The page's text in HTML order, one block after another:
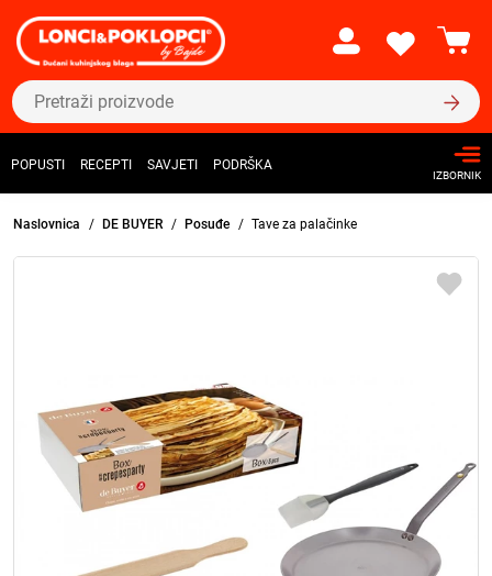
POPUSTI RECEPTI SAVJETI PODRŠKA
IZBORNIK
Naslovnica DE BUYER Posuđe Tave za palačinke